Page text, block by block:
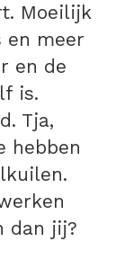
Moeilijk
en meer
en de
is.
Tja,
hebben
dan jij?